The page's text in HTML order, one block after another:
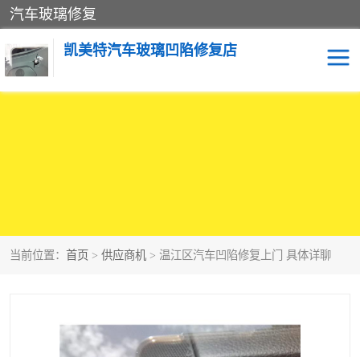
汽车玻璃修复
凯美特汽车玻璃凹陷修复店
当前位置： 首页 > 供应商机 > 温江区汽车凹陷修复上门 具体详聊